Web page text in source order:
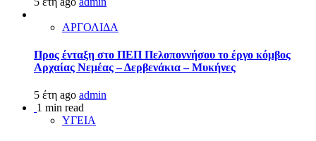
ΑΡΓΟΛΙΔΑ
Προς ένταξη στο ΠΕΠ Πελοποννήσου το έργο κόμβος
Αρχαίας Νεμέας – Δερβενάκια – Μυκήνες
5 έτη ago admin
1 min read
ΥΓΕΙΑ